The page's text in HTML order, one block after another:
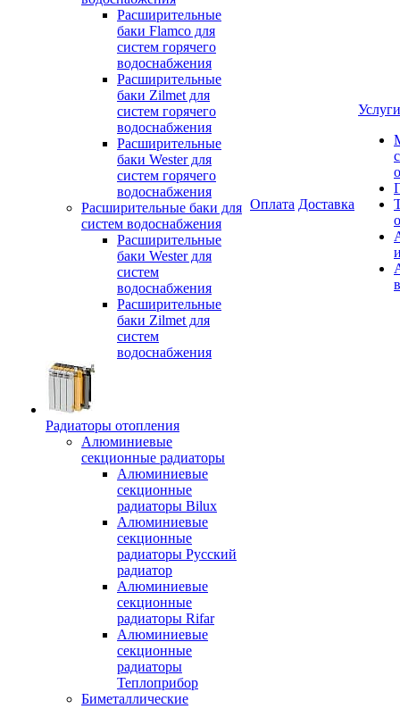
Расширительные
баки Flamco для
систем горячего
водоснабжения
Расширительные
баки Zilmet для
систем горячего
водоснабжения
Расширительные
баки Wester для
систем горячего
водоснабжения
Расширительные баки для
систем водоснабжения
Расширительные
баки Wester для
систем
водоснабжения
Расширительные
баки Zilmet для
систем
водоснабжения
Радиаторы отопления
Алюминиевые
секционные радиаторы
Алюминиевые
секционные
радиаторы Bilux
Алюминиевые
секционные
радиаторы Русский
радиатор
Алюминиевые
секционные
радиаторы Rifar
Алюминиевые
секционные
радиаторы
Теплоприбор
Биметаллические
Оплата Доставка
Услуги